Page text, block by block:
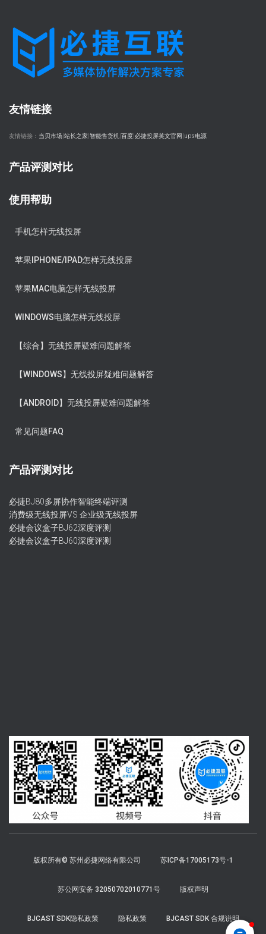
友情链接
友情链接： 当贝市场 站长之家 智能售货机 百度 必捷投屏英文官网 ups电源
产品评测对比
使用帮助
手机怎样无线投屏
苹果IPHONE/IPAD怎样无线投屏
苹果MAC电脑怎样无线投屏
WINDOWS电脑怎样无线投屏
【综合】无线投屏疑难问题解答
【WINDOWS】无线投屏疑难问题解答
【ANDROID】无线投屏疑难问题解答
常见问题FAQ
产品评测对比
必捷BJ80多屏协作智能终端评测
消费级无线投屏VS 企业级无线投屏
必捷会议盒子BJ62深度评测
必捷会议盒子BJ60深度评测
版权所有© 苏州必捷网络有限公司 苏ICP备17005173号-1
苏公网安备 32050702010771号 版权声明
BJCAST SDK隐私政策 隐私政策 BJCAST SDK 合规说明